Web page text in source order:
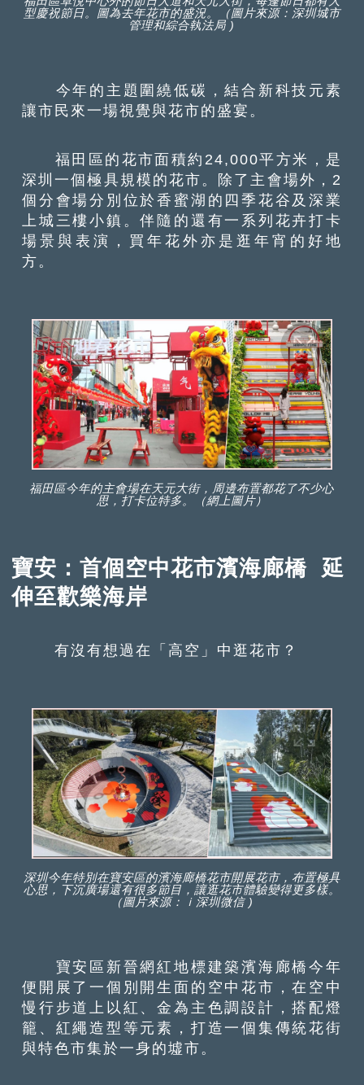
型慶祝節日。圖為去年花市的盛況。（圖片來源：深圳城市
管理和綜合執法局 )
今年的主題圍繞低碳，結合新科技元素
讓市民來一場視覺與花市的盛宴。
福田區的花市面積約24,000平方米，是
深圳一個極具規模的花市。除了主會場外，2
個分會場分別位於香蜜湖的四季花谷及深業
上城三樓小鎮。伴隨的還有一系列花卉打卡
場景與表演，買年花外亦是逛年宵的好地
方。
福田區今年的主會場在天元大街，周邊布置都花了不少心
思，打卡位特多。（網上圖片）
寶安：首個空中花市濱海廊橋 延
伸至歡樂海岸
有沒有想過在「高空」中逛花市？
深圳今年特別在寶安區的濱海廊橋花市開展花市，布置極具
心思，下沉廣場還有很多節目，讓逛花市體驗變得更多樣。
（圖片來源：ｉ深圳微信 )
寶安區新晉網紅地標建築濱海廊橋今年
便開展了一個別開生面的空中花市，在空中
慢行步道上以紅、金為主色調設計，搭配燈
籠、紅繩造型等元素，打造一個集傳統花街
與特色市集於一身的墟市。